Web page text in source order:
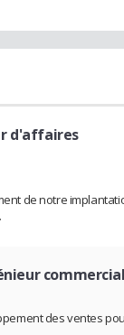
d'affaires
de notre
commercial
des ventes